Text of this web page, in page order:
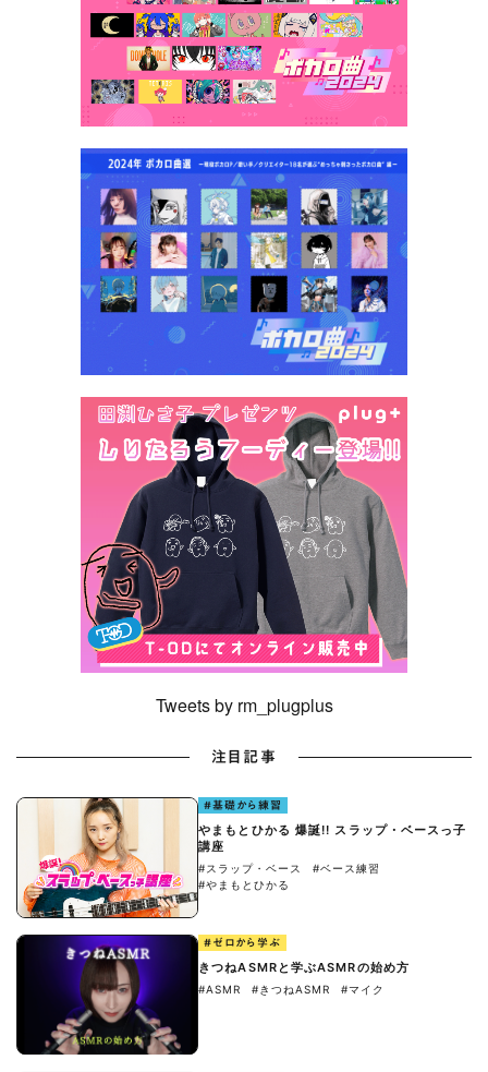
Tweets by rm_plugplus
注目記事
#基礎から練習
やまもとひかる 爆誕!! スラップ・ベースっ子
講座
#スラップ・ベース
#ベース練習
#やまもとひかる
#ゼロから学ぶ
きつねASMRと学ぶASMRの始め方
#ASMR #きつねASMR #マイク